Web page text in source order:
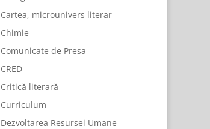
Cartea, microunivers literar
Chimie
Comunicate de Presa
CRED
Critică literară
Curriculum
Dezvoltarea Resursei Umane